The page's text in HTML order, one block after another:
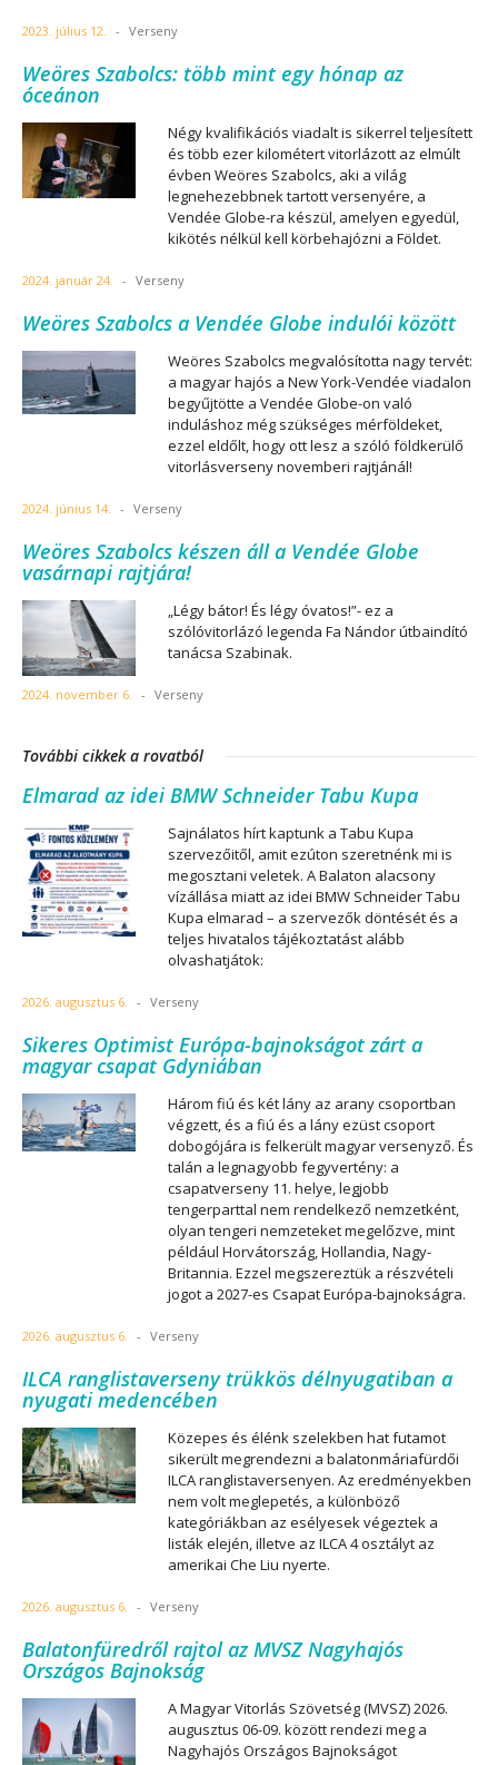
2023. július 12. - Verseny
Weöres Szabolcs: több mint egy hónap az
óceánon
Négy kvalifikációs viadalt is sikerrel teljesített
és több ezer kilométert vitorlázott az elmúlt
évben Weöres Szabolcs, aki a világ
legnehezebbnek tartott versenyére, a
Vendée Globe-ra készül, amelyen egyedül,
kikötés nélkül kell körbehajózni a Földet.
2024. január 24. - Verseny
Weöres Szabolcs a Vendée Globe indulói között
Weöres Szabolcs megvalósította nagy tervét:
a magyar hajós a New York-Vendée viadalon
begyűjtötte a Vendée Globe-on való
induláshoz még szükséges mérföldeket,
ezzel eldőlt, hogy ott lesz a szóló földkerülő
vitorlásverseny novemberi rajtjánál!
2024. június 14. - Verseny
Weöres Szabolcs készen áll a Vendée Globe
vasárnapi rajtjára!
„Légy bátor! És légy óvatos!”- ez a
szólóvitorlázó legenda Fa Nándor útbaindító
tanácsa Szabinak.
2024. november 6. - Verseny
További cikkek a rovatból
Elmarad az idei BMW Schneider Tabu Kupa
Sajnálatos hírt kaptunk a Tabu Kupa
szervezőitől, amit ezúton szeretnénk mi is
megosztani veletek. A Balaton alacsony
vízállása miatt az idei BMW Schneider Tabu
Kupa elmarad – a szervezők döntését és a
teljes hivatalos tájékoztatást alább
olvashatjátok:
2026. augusztus 6. - Verseny
Sikeres Optimist Európa-bajnokságot zárt a
magyar csapat Gdyniában
Három fiú és két lány az arany csoportban
végzett, és a fiú és a lány ezüst csoport
dobogójára is felkerült magyar versenyző. És
talán a legnagyobb fegyvertény: a
csapatverseny 11. helye, legjobb
tengerparttal nem rendelkező nemzetként,
olyan tengeri nemzeteket megelőzve, mint
például Horvátország, Hollandia, Nagy-
Britannia. Ezzel megszereztük a részvételi
jogot a 2027-es Csapat Európa-bajnokságra.
2026. augusztus 6. - Verseny
ILCA ranglistaverseny trükkös délnyugatiban a
nyugati medencében
Közepes és élénk szelekben hat futamot
sikerült megrendezni a balatonmáriafürdői
ILCA ranglistaversenyen. Az eredményekben
nem volt meglepetés, a különböző
kategóriákban az esélyesek végeztek a
listák elején, illetve az ILCA 4 osztályt az
amerikai Che Liu nyerte.
2026. augusztus 6. - Verseny
Balatonfüredről rajtol az MVSZ Nagyhajós
Országos Bajnokság
A Magyar Vitorlás Szövetség (MVSZ) 2026.
augusztus 06-09. között rendezi meg a
Nagyhajós Országos Bajnokságot